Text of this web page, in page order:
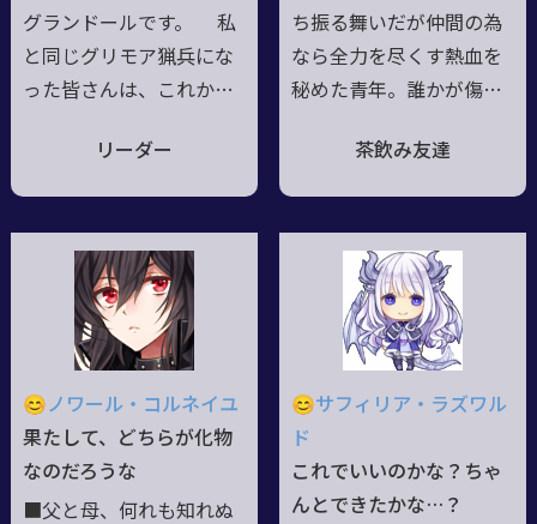
ね…。
良･発明・体現
グランドールです。 私
と同じグリモア猟兵にな
った皆さんは、これから
ょう。 何か困ったこと
てください。 全てに答
えられるわけではありま
せんが、可能な範囲で、
答えていきたいと思いま
す。 それでは、皆さん
の活躍を期待していま
す。
リーダー
ち振る舞いだが仲間の為
なら全力を尽くす熱血を
秘めた青年。誰かが傷つ
負えばいいとさえ思って
多に血は吸わない■貧民
街では同じ境遇の貧しい
子供達で結成されたグル
ープ内で生活していた。
生まれつきUCを扱えた故
に目を付けられ、実験体
となる事と引き換えに仲
間達へ莫大なお金を渡す
茶飲み友達
😊ノワール・コルネイユ
果たして、どちらが化物
なのだろうな
■父と母、何れも知れぬ
😊サフィリア・ラズワル
ド
これでいいのかな？ちゃ
んとできたかな…？